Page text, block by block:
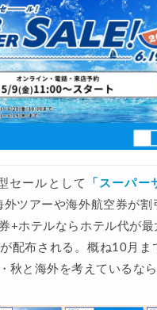
航空券+ホテル 最大5,000円
ル 最大2,500円OFFクーポン
航空券 最大2,500円OFFクー
限定 最大15,000円OFFセー
ラリア添乗員同行ツアー 最大
外航空券 3,000円OFFクーポ
ル 10%OFFクーポン
外航空券 3,000円OFFクー
券(ヨーロッパ) 2,000円OFF
) ホテル＋10％キャンペーン
セールとして
「スーパー
外ツアーや海外航空券が割
+ホテルならホテル代が最
配布される。概ね10月ま
秋と海外を考えているなら